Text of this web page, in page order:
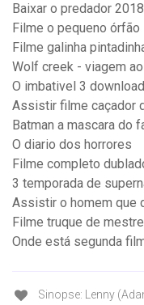
Baixar o predador
Filme o pequeno órfão
Filme galinha
Wolf creek - viagem
O imbativel 3 download
Assistir filme caçador
Batman a mascara do
O diario dos horrores
Filme completo
3 temporada de
Assistir o homem que
Filme truque de
Onde está segunda
Sinopse: Lenny